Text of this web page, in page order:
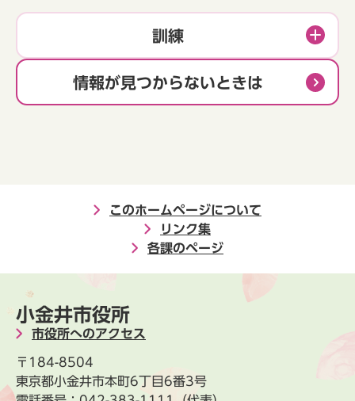
訓練
情報が見つからないときは
このホームページについて
リンク集
各課のページ
小金井市役所
市役所へのアクセス
〒184-8504
東京都小金井市本町6丁目6番3号